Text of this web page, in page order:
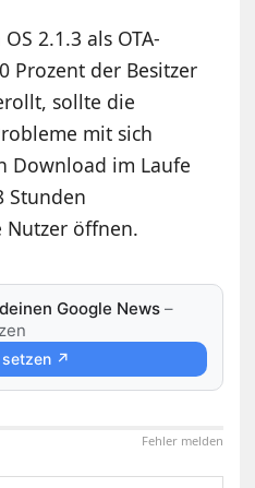
2.1.3 als OTA-
Prozent der Besitzer
sollte die
mit sich
Download im Laufe
Stunden
Nutzer öffnen.
Google News –
setzen ↗
Fehler melden